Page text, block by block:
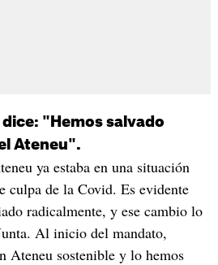
"Hemos salvado
Ateneu".
ya estaba en una situación
de la Covid. Es evidente
radicalmente, y ese cambio lo
Al inicio del mandato,
Ateneu sostenible y lo hemos